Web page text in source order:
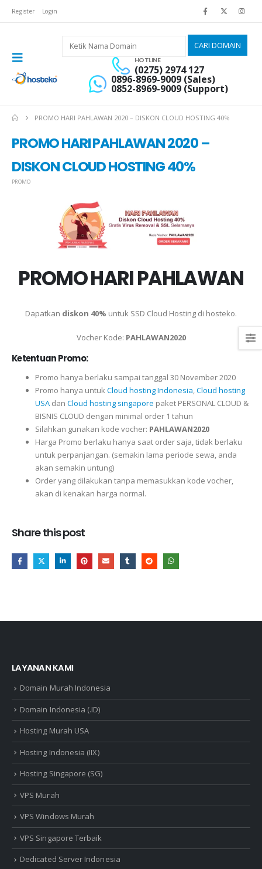
Register Login
HOTLINE
(0275) 2974 127
0896-8969-9009 (Sales)
0852-8969-9009 (Support)
PROMO HARI PAHLAWAN 2020 – DISKON CLOUD HOSTING 40%
PROMO HARI PAHLAWAN 2020 –
DISKON CLOUD HOSTING 40%
PROMO
PROMO HARI PAHLAWAN
Dapatkan diskon 40% untuk SSD Cloud Hosting di hosteko.
Vocher Kode: PAHLAWAN2020
Ketentuan Promo:
Promo hanya berlaku sampai tanggal 30 November 2020
Promo hanya untukCloud hosting Indonesia,Cloud hosting
USA dan Cloud hosting singapore paket PERSONAL CLOUD &
BISNIS CLOUD dengan minimal order 1 tahun
Silahkan gunakan kode vocher: PAHLAWAN2020
Harga Promo berlaku hanya saat order saja, tidak berlaku
untuk perpanjangan. (semakin lama periode sewa, anda
akan semakin untung)
Order yang dilakukan tanpa memasukkan kode vocher,
akan di kenakan harga normal.
Share this post
LAYANAN KAMI
Domain Murah Indonesia
Domain Indonesia (.ID)
Hosting Murah USA
Hosting Indonesia (IIX)
Hosting Singapore (SG)
VPS Murah
VPS Windows Murah
VPS Singapore Terbaik
Dedicated Server Indonesia